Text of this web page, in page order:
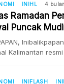
INIHL 4
Ramadan
Puncak
per Liter!
Kalimantan
INIFLASH